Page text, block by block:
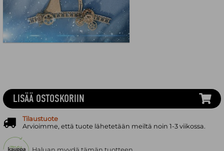
LISÄÄ OSTOSKORIIN
Tilaustuote
Arvioimme, että tuote lähetetään meiltä noin 1-3 viikossa.